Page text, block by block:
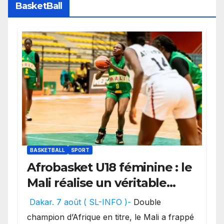
BasketBall
BASKETBALL SPORT
Afrobasket U18 féminine : le
Mali réalise un véritable
festival offensif et inflige
une lourde défaite au
Dakar. 7 août ( SL-INFO )- Double
champion d’Afrique en titre, le Mali a frappé